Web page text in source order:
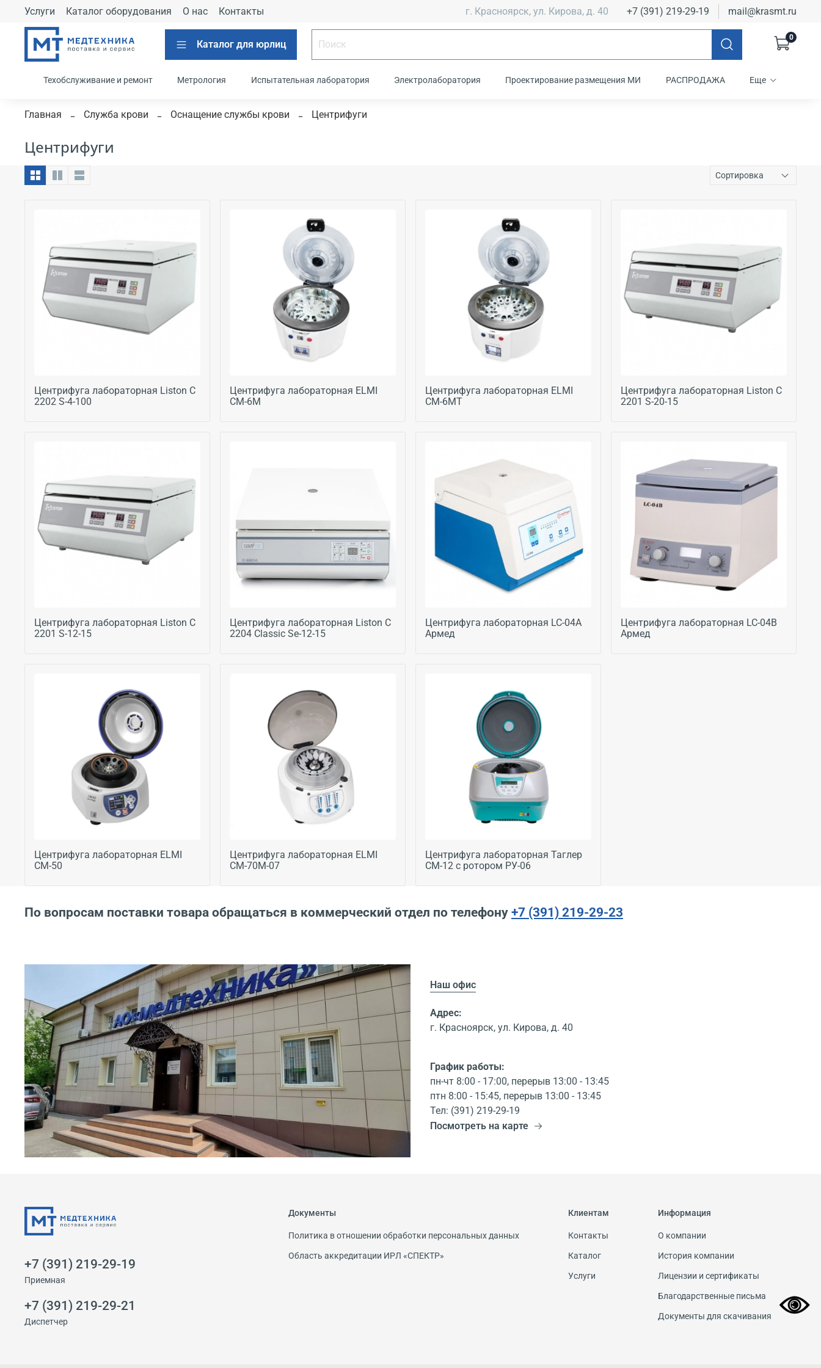
Услуги Каталог оборудования О нас Контакты г. Красноярск, ул. Кирова, д. 40 +7 (391) 219-29-19 mail@krasmt.ru
Каталог для юрлиц
0
Техобслуживание и ремонт Метрология Испытательная лаборатория Электролаборатория Проектирование размещения МИ РАСПРОДАЖА Еще
Главная Служба крови Оснащение службы крови Центрифуги
Центрифуги
Центрифуга лабораторная Liston C
2202 S-4-100
Центрифуга лабораторная ELMI
CM-6M
Центрифуга лабораторная ELMI
CM-6MT
Центрифуга лабораторная Liston C
2201 S-20-15
Центрифуга лабораторная Liston C
2201 S-12-15
Центрифуга лабораторная Liston C
2204 Classic Se-12-15
Центрифуга лабораторная LC-04A
Армед
Центрифуга лабораторная LC-04B
Армед
Центрифуга лабораторная ELMI
CM-50
Центрифуга лабораторная ELMI
CM-70M-07
Центрифуга лабораторная Таглер
СМ-12 с ротором РУ-06
По вопросам поставки товара обращаться в коммерческий отдел по телефону +7 (391) 219-29-23
Наш офис
Адрес:
г. Красноярск, ул. Кирова, д. 40
График работы:
пн-чт 8:00 - 17:00, перерыв 13:00 - 13:45
птн 8:00 - 15:45, перерыв 13:00 - 13:45
Тел: (391) 219-29-19
Посмотреть на карте
Документы
Политика в отношении обработки персональных данных
Область аккредитации ИРЛ «СПЕКТР»
Клиентам
Контакты
Каталог
Услуги
Информация
О компании
История компании
Лицензии и сертификаты
Благодарственные письма
Документы для скачивания
+7 (391) 219-29-19
Приемная
+7 (391) 219-29-21
Диспетчер